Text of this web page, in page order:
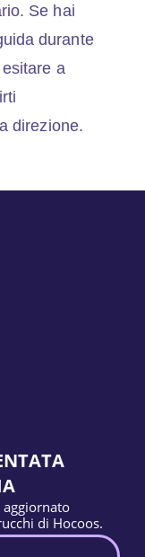
Se hai
durante
a
direzione.
di Hocoos.